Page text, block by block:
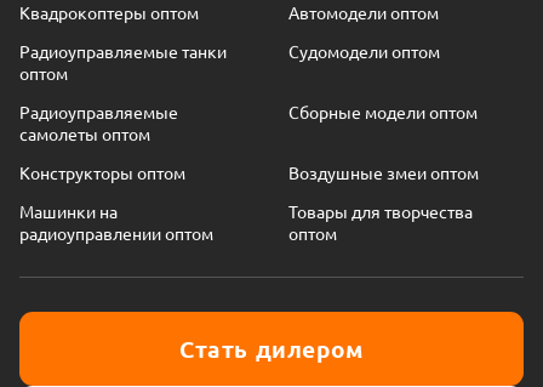
Квадрокоптеры оптом
Автомодели оптом
Радиоуправляемые танки
оптом
Судомодели оптом
Радиоуправляемые
самолеты оптом
Сборные модели оптом
Конструкторы оптом
Воздушные змеи оптом
Машинки на
радиоуправлении оптом
Товары для творчества
оптом
Стать дилером